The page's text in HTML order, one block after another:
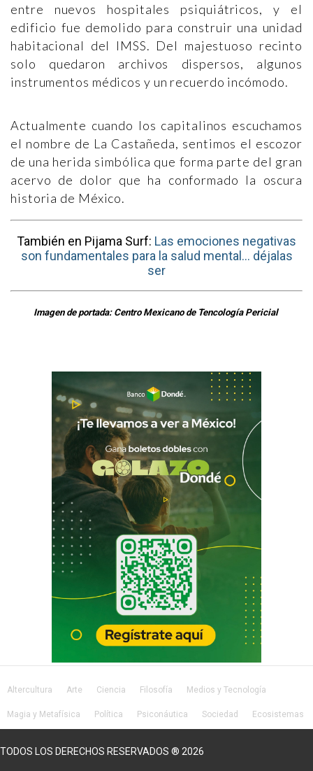
entre nuevos hospitales psiquiátricos, y el
edificio fue demolido para construir una unidad
habitacional del IMSS. Del majestuoso recinto
solo quedaron archivos dispersos, algunos
instrumentos médicos y un recuerdo incómodo.
Actualmente cuando los capitalinos escuchamos
el nombre de La Castañeda, sentimos el escozor
de una herida simbólica que forma parte del gran
acervo de dolor que ha conformado la oscura
historia de México.
También en Pijama Surf: Las emociones negativas
son fundamentales para la salud mental... déjalas
ser
Imagen de portada: Centro Mexicano de Tencología Pericial
Altercultura Arte Ciencia Filosofía Medios y Tecnología
Magia y Metafísica Política Psiconáutica Sociedad Ecosistemas
TODOS LOS DERECHOS RESERVADOS ® 2026